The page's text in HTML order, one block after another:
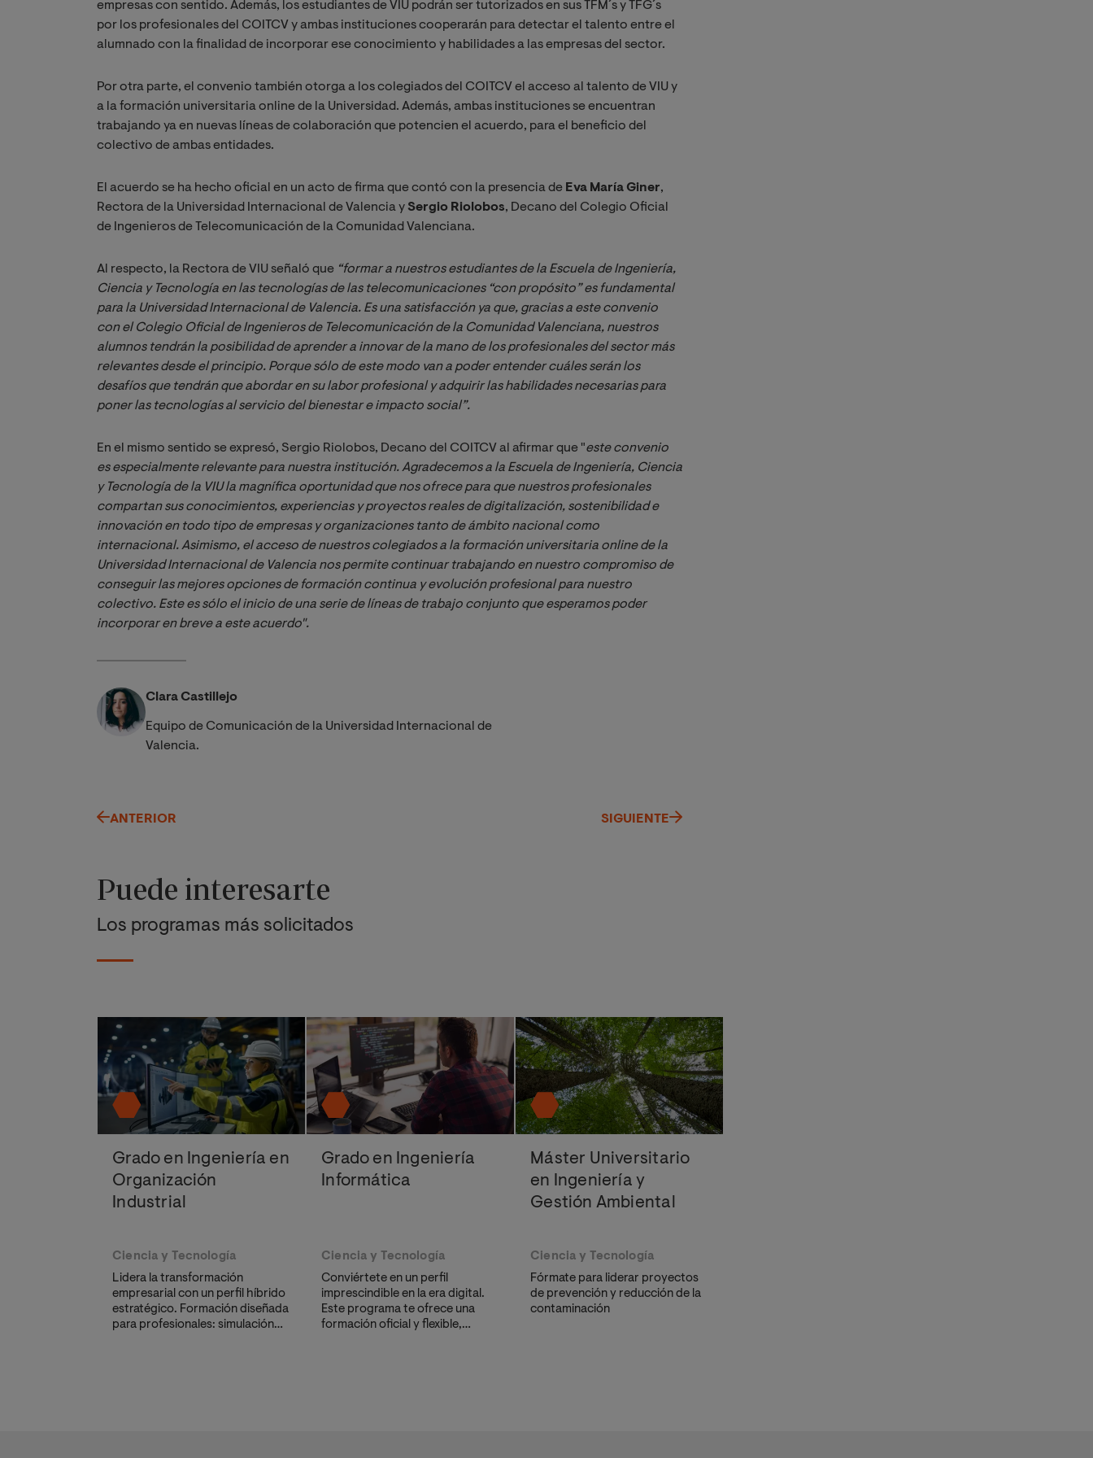
empresas con sentido. Además, los estudiantes de VIU podrán ser tutorizados en sus TFM´s y TFG´s
por los profesionales del COITCV y ambas instituciones cooperarán para detectar el talento entre el
alumnado con la finalidad de incorporar ese conocimiento y habilidades a las empresas del sector.
Por otra parte, el convenio también otorga a los colegiados del COITCV el acceso al talento de VIU y
a la formación universitaria online de la Universidad. Además, ambas instituciones se encuentran
trabajando ya en nuevas líneas de colaboración que potencien el acuerdo, para el beneficio del
colectivo de ambas entidades.
El acuerdo se ha hecho oficial en un acto de firma que contó con la presencia de Eva María Giner,
Rectora de la Universidad Internacional de Valencia y Sergio Riolobos, Decano del Colegio Oficial
de Ingenieros de Telecomunicación de la Comunidad Valenciana.
Al respecto, la Rectora de VIU señaló que “formar a nuestros estudiantes de la Escuela de Ingeniería,
Ciencia y Tecnología en las tecnologías de las telecomunicaciones “con propósito” es fundamental
para la Universidad Internacional de Valencia. Es una satisfacción ya que, gracias a este convenio
con el Colegio Oficial de Ingenieros de Telecomunicación de la Comunidad Valenciana, nuestros
alumnos tendrán la posibilidad de aprender a innovar de la mano de los profesionales del sector más
relevantes desde el principio. Porque sólo de este modo van a poder entender cuáles serán los
desafíos que tendrán que abordar en su labor profesional y adquirir las habilidades necesarias para
poner las tecnologías al servicio del bienestar e impacto social”.
En el mismo sentido se expresó, Sergio Riolobos, Decano del COITCV al afirmar que "este convenio
es especialmente relevante para nuestra institución. Agradecemos a la Escuela de Ingeniería, Ciencia
y Tecnología de la VIU la magnífica oportunidad que nos ofrece para que nuestros profesionales
compartan sus conocimientos, experiencias y proyectos reales de digitalización, sostenibilidad e
innovación en todo tipo de empresas y organizaciones tanto de ámbito nacional como
internacional. Asimismo, el acceso de nuestros colegiados a la formación universitaria online de la
Universidad Internacional de Valencia nos permite continuar trabajando en nuestro compromiso de
conseguir las mejores opciones de formación continua y evolución profesional para nuestro
colectivo. Este es sólo el inicio de una serie de líneas de trabajo conjunto que esperamos poder
incorporar en breve a este acuerdo".
Clara Castillejo
Equipo de Comunicación de la Universidad Internacional de
Valencia.
ANTERIOR SIGUIENTE
Puede interesarte
Los programas más solicitados
Grado en Ingeniería en
Organización
Industrial
Ciencia y Tecnología
Lidera la transformación
empresarial con un perfil híbrido
estratégico. Formación diseñada
para profesionales: simulación
Grado en Ingeniería
Informática
Ciencia y Tecnología
Conviértete en un perfil
imprescindible en la era digital.
Este programa te ofrece una
formación oficial y flexible,
Máster Universitario
en Ingeniería y
Gestión Ambiental
Ciencia y Tecnología
Fórmate para liderar proyectos
de prevención y reducción de la
contaminación